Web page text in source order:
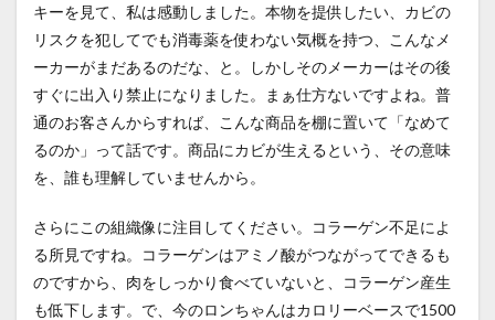
キーを見て、私は感動しました。本物を提供したい、カビの
リスクを犯してでも消毒薬を使わない気概を持つ、こんなメ
ーカーがまだあるのだな、と。しかしそのメーカーはその後
すぐに出入り禁止になりました。まぁ仕方ないですよね。普
通のお客さんからすれば、こんな商品を棚に置いて「なめて
るのか」って話です。商品にカビが生えるという、その意味
を、誰も理解していませんから。
さらにこの組織像に注目してください。コラーゲン不足によ
る所見ですね。コラーゲンはアミノ酸がつながってできるも
のですから、肉をしっかり食べていないと、コラーゲン産生
も低下します。で、今のロンちゃんはカロリーベースで1500